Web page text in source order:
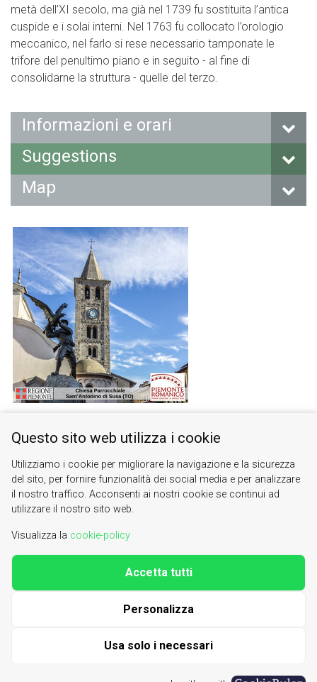
metà dell’XI secolo, ma già nel 1739 fu sostituita l’antica
cuspide e i solai interni. Nel 1763 fu collocato l’orologio
meccanico, nel farlo si rese necessario tamponate le
trifore del penultimo piano e in seguito - al fine di
consolidarne la struttura - quelle del terzo.
Informazioni e orari
Suggestions
Map
romanico
Valle di Susa. Tesori di Arte e Cultura Alpina
Contacts|About us
info@vallesusa-tesori.it| phone 0122622640
|Cookie Policy
Questo sito web utilizza i cookie
Utilizziamo i cookie per migliorare la navigazione e la sicurezza
del sito, per fornire funzionalità dei social media e per analizzare
il nostro traffico. Acconsenti ai nostri cookie se continui ad
utilizzare il nostro sito web.
Visualizza la cookie-policy
Usa solo i necessari
Personalizza
Accetta tutti